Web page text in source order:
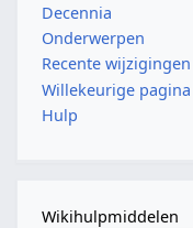
Decennia
Onderwerpen
Recente wijzigingen
Willekeurige pagina
Hulp
Wikihulpmiddelen